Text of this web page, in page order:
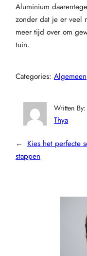
Aluminium
zonder dat je er veel
meer tijd over om
tuin.
Categories: Algemeen
Written By:
Thya
← Kies het perfecte
stappen